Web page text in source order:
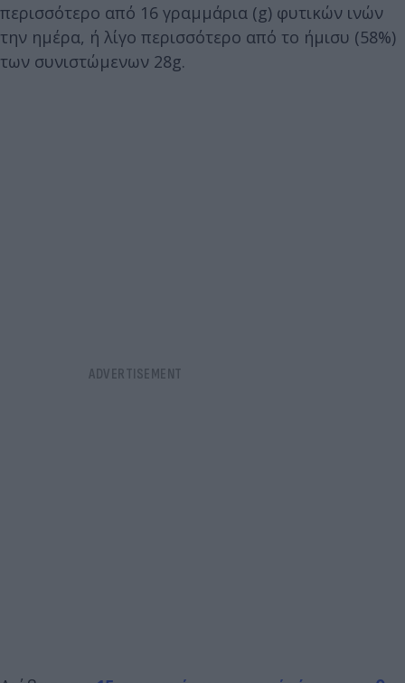
περισσότερο από 16 γραμμάρια (g) φυτικών ινών
την ημέρα, ή λίγο περισσότερο από το ήμισυ (58%)
των συνιστώμενων 28g.